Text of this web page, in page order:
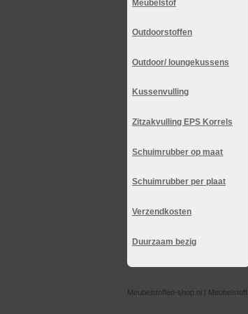
Meubelstof
Outdoorstoffen
Outdoor/ loungekussens
Kussenvulling
Zitzakvulling EPS Korrels
Schuimrubber op maat
Schuimrubber per plaat
Verzendkosten
Duurzaam bezig
Meubelstoffen-shop.nl |